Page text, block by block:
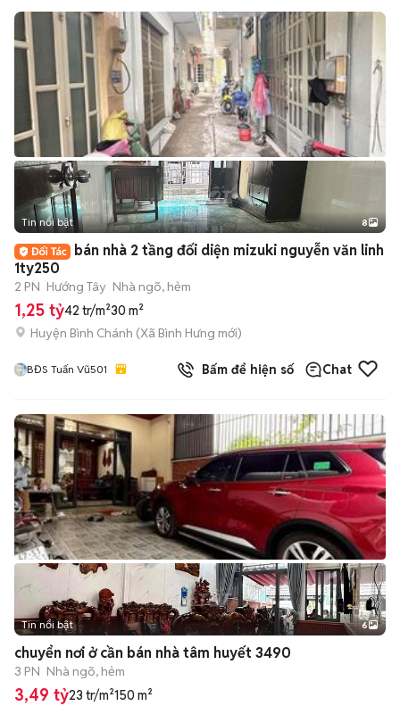
+2
Tin nổi bật 8
bán nhà 2 tầng đối diện mizuki nguyễn văn linh
1ty250
2 PN Hướng Tây Nhà ngõ, hẻm
1,25 tỷ42 tr/m²30 m²
Huyện Bình Chánh (Xã Bình Hưng mới)
BĐS Tuấn Vũ501 Bấm để hiện số Chat
+2
Tin nổi bật 6
chuyển nơi ở cần bán nhà tâm huyết 3490
3 PN Nhà ngõ, hẻm
3,49 tỷ23 tr/m²150 m²